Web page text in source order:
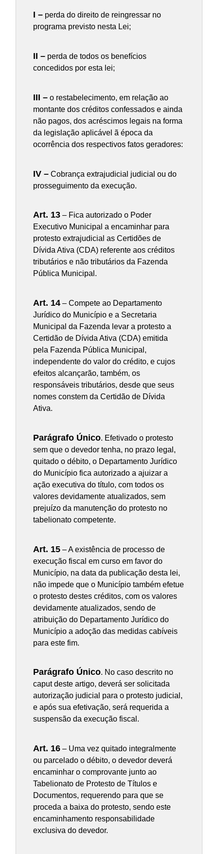
I – perda do direito de reingressar no
programa previsto nesta Lei;
II – perda de todos os benefícios
concedidos por esta lei;
III – o restabelecimento, em relação ao
montante dos créditos confessados e ainda
não pagos, dos acréscimos legais na forma
da legislação aplicável ã época da
ocorrência dos respectivos fatos geradores:
IV – Cobrança extrajudicial judicial ou do
prosseguimento da execução.
Art. 13 – Fica autorizado o Poder
Executivo Municipal a encaminhar para
protesto extrajudicial as Certidões de
Dívida Ativa (CDA) referente aos créditos
tributários e não tributários da Fazenda
Pública Municipal.
Art. 14 – Compete ao Departamento
Jurídico do Município e a Secretaria
Municipal da Fazenda levar a protesto a
Certidão de Dívida Ativa (CDA) emitida
pela Fazenda Pública Municipal,
independente do valor do crédito, e cujos
efeitos alcançarão, também, os
responsáveis tributários, desde que seus
nomes constem da Certidão de Dívida
Ativa.
Parágrafo Único. Efetivado o protesto
sem que o devedor tenha, no prazo legal,
quitado o débito, o Departamento Jurídico
do Município fica autorizado a ajuizar a
ação executiva do título, com todos os
valores devidamente atualizados, sem
prejuízo da manutenção do protesto no
tabelionato competente.
Art. 15 – A existência de processo de
execução fiscal em curso em favor do
Município, na data da publicação desta lei,
não impede que o Município também efetue
o protesto destes créditos, com os valores
devidamente atualizados, sendo de
atribuição do Departamento Jurídico do
Município a adoção das medidas cabíveis
para este fim.
Parágrafo Único. No caso descrito no
caput deste artigo, deverá ser solicitada
autorização judicial para o protesto judicial,
e após sua efetivação, será requerida a
suspensão da execução fiscal.
Art. 16 – Uma vez quitado integralmente
ou parcelado o débito, o devedor deverá
encaminhar o comprovante junto ao
Tabelionato de Protesto de Títulos e
Documentos, requerendo para que se
proceda a baixa do protesto, sendo este
encaminhamento responsabilidade
exclusiva do devedor.